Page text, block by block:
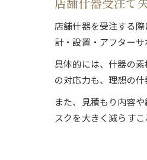
店舗什器を受注する
計・設置・アフター
具体的には、什器の
の対応力も、理想の什
また、見積もり内容
スクを大きく減らすこ